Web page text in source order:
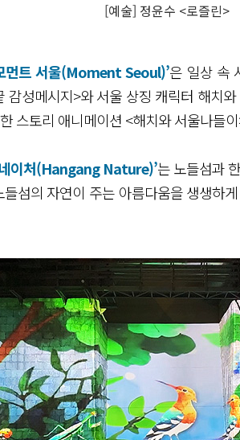
[예술] 정윤수 <로즐린>
먼트 서울(Moment Seoul)’은 일상 속
감성메시지>와 서울 상징 캐릭터 해치
스토리 애니메이션 <해치와 서울나들
이처(Hangang Nature)’는 노들섬과
섬의 자연이 주는 아름다움을 생생하